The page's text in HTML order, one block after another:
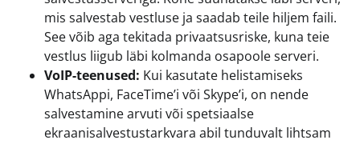
mis salvestab vestluse ja saadab teile hiljem faili.
See võib aga tekitada privaatsusriske, kuna teie
vestlus liigub läbi kolmanda osapoole serveri.
VoIP-teenused: Kui kasutate helistamiseks
WhatsAppi, FaceTime’i või Skype’i, on nende
salvestamine arvuti või spetsiaalse
ekraanisalvestustarkvara abil tunduvalt lihtsam